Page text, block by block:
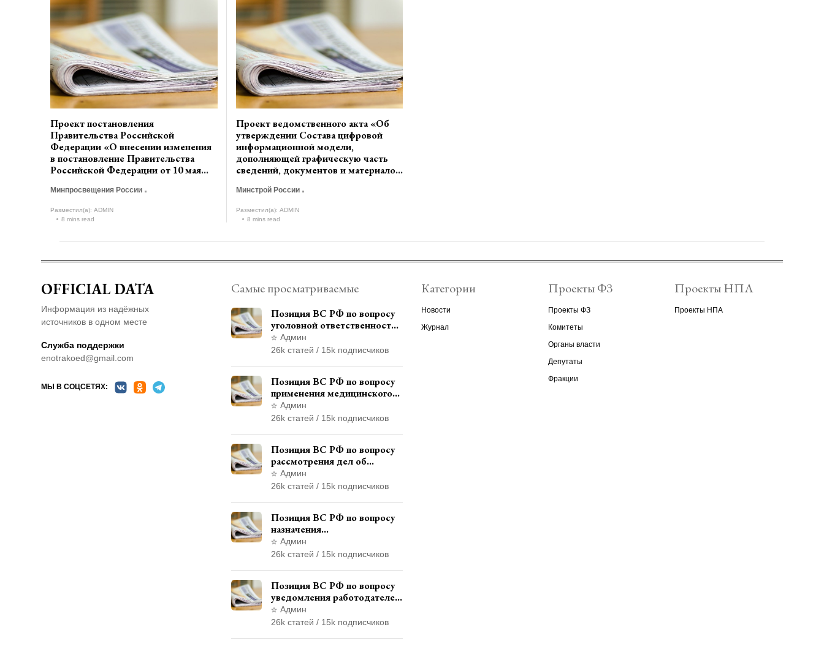
Проект постановления
Правительства Российской
Федерации «О внесении изменения
в постановление Правительства
Российской Федерации от 10 мая
Минпросвещения России)
Минпросвещения России
Разместил(а): ADMIN
8 mins read
Проект ведомственного акта «Об
утверждении Состава цифровой
информационной модели,
дополняющей графическую часть
сведений, документов и материалов,
проектной документации на этапе
архитектурно-строительного
проектирования» (разработчик
Минстрой России
Разместил(а): ADMIN
8 mins read
OFFICIAL DATA
Информация из надёжных
источников в одном месте
Служба поддержки
enotrakoed@gmail.com
МЫ В СОЦСЕТЯХ:
Самые просматриваемые
Позиция ВС РФ по вопросу
уголовной ответственности
за участие в
террористической
Админ
26k статей / 15k подписчиков
Позиция ВС РФ по вопросу
применения медицинского
освидетельствования
военнослужащих при
Админ
26k статей / 15k подписчиков
Позиция ВС РФ по вопросу
рассмотрения дел об
административных
правонарушениях по месту
ответственности
Админ
26k статей / 15k подписчиков
Позиция ВС РФ по вопросу
назначения
административного
наказания в виде лишения
Админ
26k статей / 15k подписчиков
Позиция ВС РФ по вопросу
уведомления работодателем
о заключении трудового
договора с бывшим
Админ
26k статей / 15k подписчиков
Категории
Новости
Журнал
Проекты ФЗ
Проекты ФЗ
Комитеты
Органы власти
Депутаты
Фракции
Проекты НПА
Проекты НПА